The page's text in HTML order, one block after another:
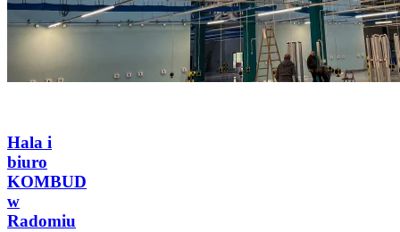
Hala i
biuro
KOMBUD
w
Radomiu